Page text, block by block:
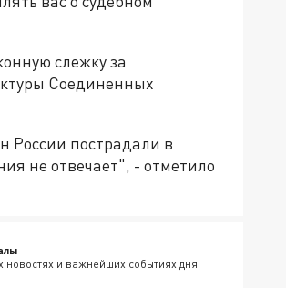
слежку за
Соединенных
России пострадали в
не отвечает", - отметило
новостях и важнейших событиях дня.